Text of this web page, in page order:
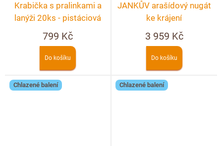
Krabička s pralinkami a
lanýži 20ks - pistáciová
799 Kč
Do košíku
JANKŮV arašídový nugát
ke krájení
3 959 Kč
Do košíku
Chlazené balení Chlazené balení